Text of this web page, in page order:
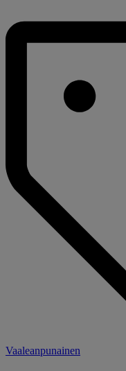
Vaaleanpunainen